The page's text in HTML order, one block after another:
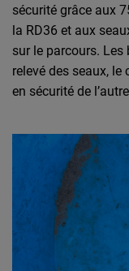
sécurité grâce aux
la RD36 et aux
sur le parcours.
relevé des seaux,
en sécurité de